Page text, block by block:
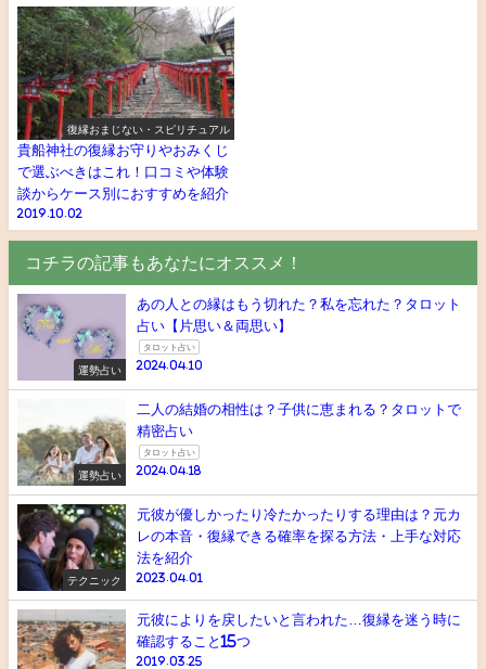
復縁おまじない・スピリチュアル
貴船神社の復縁お守りやおみくじ
で選ぶべきはこれ！口コミや体験
談からケース別におすすめを紹介
2019.10.02
コチラの記事もあなたにオススメ！
運勢占い
あの人との縁はもう切れた？私を忘れた？タロット
占い【片思い＆両思い】
タロット占い
2024.04.10
運勢占い
二人の結婚の相性は？子供に恵まれる？タロットで
精密占い
タロット占い
2024.04.18
テクニック
元彼が優しかったり冷たかったりする理由は？元カ
レの本音・復縁できる確率を探る方法・上手な対応
法を紹介
2023.04.01
元彼によりを戻したいと言われた…復縁を迷う時に
確認すること15つ
2019.03.25